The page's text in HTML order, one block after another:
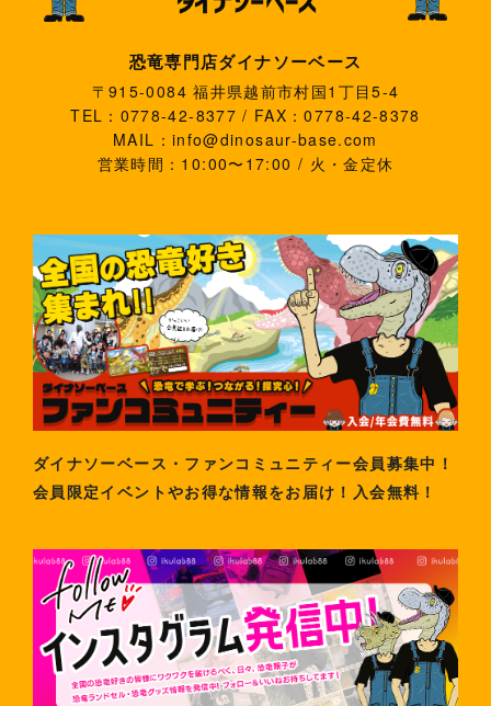
恐竜専門店ダイナソーベース
〒915-0084 福井県越前市村国1丁目5-4
TEL：0778-42-8377 / FAX：0778-42-8378
MAIL：info@dinosaur-base.com
営業時間：10:00〜17:00 / 火・金定休
ダイナソーベース・ファンコミュニティー会員募集中！
会員限定イベントやお得な情報をお届け！入会無料！